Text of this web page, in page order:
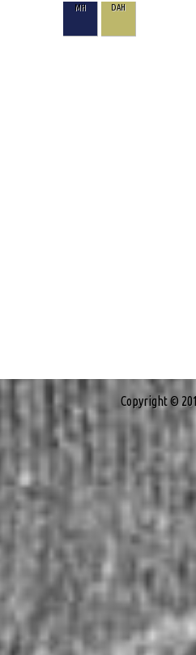
MH DAH
Copyright ©